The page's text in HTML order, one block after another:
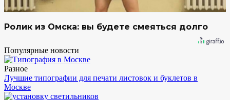
Ролик из Омска: вы будете смеяться долго
Популярные новости
Разное
Лучшие типографии для печати листовок и буклетов в
Москве